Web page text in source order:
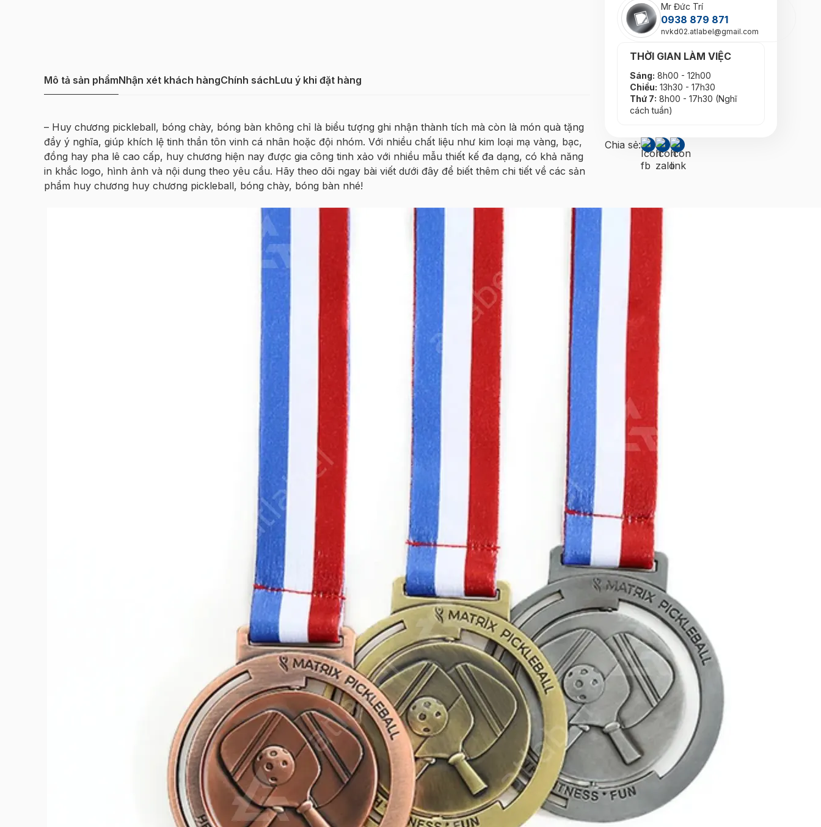
Mô tả sản phẩmNhận xét khách hàngChính sáchLưu ý khi đặt hàng
– Huy chương pickleball, bóng chày, bóng bàn không chỉ là biểu tượng ghi nhận thành tích mà còn là món quà tặng
đầy ý nghĩa, giúp khích lệ tinh thần tôn vinh cá nhân hoặc đội nhóm. Với nhiều chất liệu như kim loại mạ vàng, bạc,
đồng hay pha lê cao cấp, huy chương hiện nay được gia công tinh xảo với nhiều mẫu thiết kế đa dạng, có khả năng
in khắc logo, hình ảnh và nội dung theo yêu cầu. Hãy theo dõi ngay bài viết dưới đây để biết thêm chi tiết về các sản
phẩm huy chương huy chương pickleball, bóng chày, bóng bàn nhé!
Mr Đức Trí
0938 879 871
nvkd02.atlabel@gmail.com
THỜI GIAN LÀM VIỆC
Sáng: 8h00 - 12h00
Chiều: 13h30 - 17h30
Thứ 7: 8h00 - 17h30 (Nghĩ
cách tuần)
Chia sẻ: